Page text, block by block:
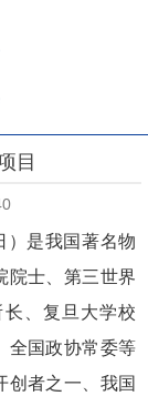
目
）是我国著名物
院士、第三世界
、复旦大学校
全国政协常委等
创者之一、我国